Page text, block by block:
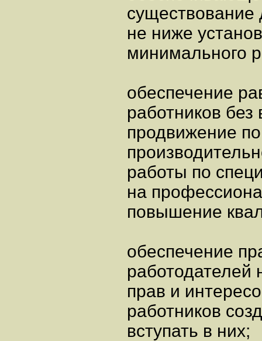
существование
не ниже
минимального
обеспечение
работников
продвижение
работы по
на
повышение
обеспечение
прав и
работников
вступать в них;